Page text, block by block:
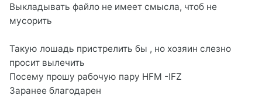
Выкладывать файло не имеет смысла, чтоб не
мусорить
Такую лошадь пристрелить бы , но хозяин слезно
просит вылечить
Посему прошу рабочую пару HFM -IFZ
Заранее благодарен